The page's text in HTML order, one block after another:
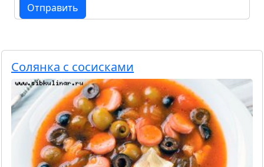
Отправить
Солянка с сосисками